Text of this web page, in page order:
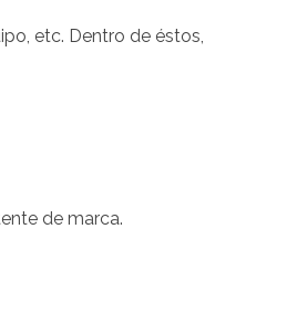
etc. Dentro de éstos,
de marca.